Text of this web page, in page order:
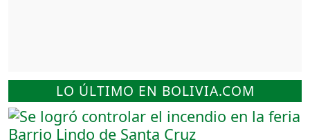
LO ÚLTIMO EN BOLIVIA.COM